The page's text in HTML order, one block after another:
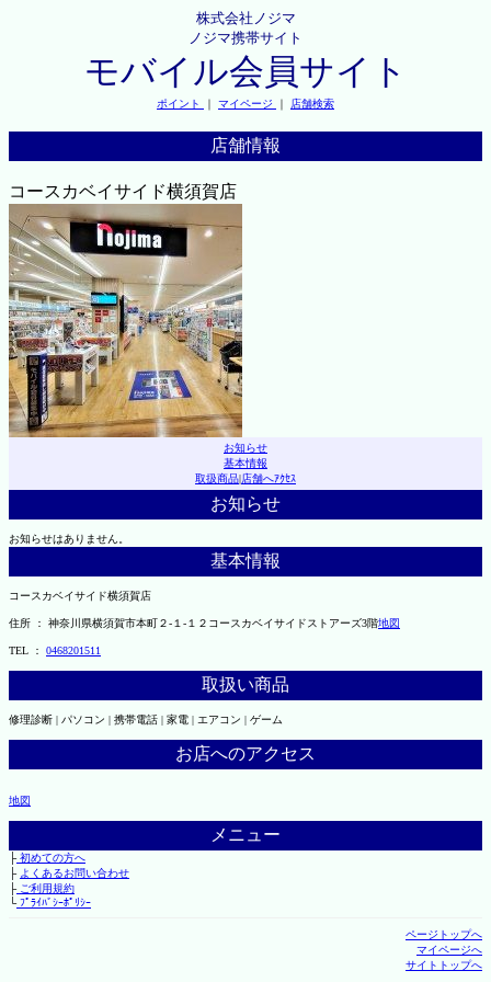
株式会社ノジマ
ノジマ携帯サイト
モバイル会員サイト
ポイント ｜ マイページ ｜ 店舗検索
店舗情報
コースカベイサイド横須賀店
お知らせ
基本情報
取扱商品|店舗へｱｸｾｽ
お知らせ
お知らせはありません。
基本情報
コースカベイサイド横須賀店
住所 ： 神奈川県横須賀市本町２-１-１２コースカベイサイドストアーズ3階地図
TEL ： 0468201511
取扱い商品
修理診断 | パソコン | 携帯電話 | 家電 | エアコン | ゲーム
お店へのアクセス
地図
メニュー
├初めての方へ
├ よくあるお問い合わせ
├ご利用規約
└ﾌﾟﾗｲﾊﾞｼｰﾎﾟﾘｼｰ
ページトップへ
マイページへ
サイトトップへ